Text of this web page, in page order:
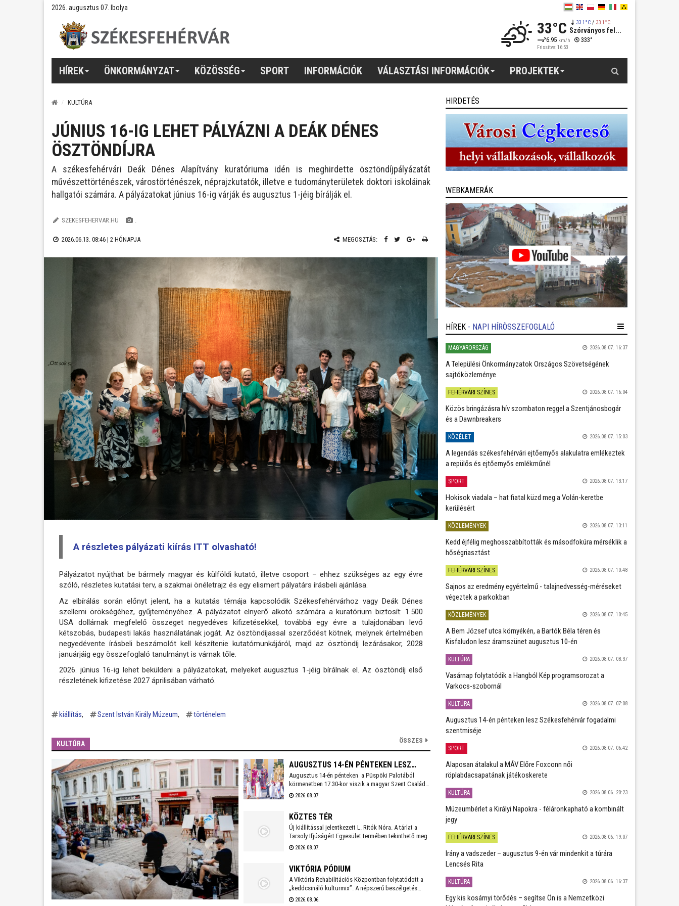
2026. augusztus 07. Ibolya
33°C 33.1°C/ 33.1°C
Szórványos fel...
6.95 km/h 333°
Frissítve: 16:53
HÍREK ÖNKORMÁNYZAT KÖZÖSSÉG SPORT INFORMÁCIÓK VÁLASZTÁSI INFORMÁCIÓK PROJEKTEK
KULTÚRA
JÚNIUS 16-IG LEHET PÁLYÁZNI A DEÁK DÉNES
ÖSZTÖNDÍJRA
A székesfehérvári Deák Dénes Alapítvány kuratóriuma idén is meghirdette ösztöndíjpályázatát
művészettörténészek, várostörténészek, néprajzkutatók, illetve e tudományterületek doktori iskoláinak
hallgatói számára. A pályázatokat június 16-ig várják és augusztus 1-jéig bírálják el.
SZEKESFEHERVAR.HU .
2026.06.13. 08:46 | 2 HÓNAPJA MEGOSZTÁS:
A részletes pályázati kiírás ITT olvasható!
Pályázatot nyújthat be bármely magyar és külföldi kutató, illetve csoport – ehhez szükséges az egy évre
szóló, részletes kutatási terv, a szakmai önéletrajz és egy elismert pályatárs írásbeli ajánlása.
Az elbírálás során előnyt jelent, ha a kutatás témája kapcsolódik Székesfehérvárhoz vagy Deák Dénes
szellemi örökségéhez, gyűjteményéhez. A pályázatot elnyerő alkotó számára a kuratórium biztosít: 1.500
USA dollárnak megfelelő összeget negyedéves kifizetésekkel, továbbá egy évre a tulajdonában levő
kétszobás, budapesti lakás használatának jogát. Az ösztöndíjassal szerződést kötnek, melynek értelmében
negyedévente írásbeli beszámolót kell készítenie kutatómunkájáról, majd az ösztöndíj lezárásakor, 2028
januárjáig egy összefoglaló tanulmányt is várnak tőle.
2026. június 16-ig lehet beküldeni a pályázatokat, melyeket augusztus 1-jéig bírálnak el. Az ösztöndíj első
részletének kifizetése 2027 áprilisában várható.
kiállítás Szent István Király Múzeum történelem
KULTÚRA ÖSSZES
AUGUSZTUS 14-ÉN PÉNTEKEN LESZ
SZÉKESFEHÉRVÁR FOGADALMI
SZENTMISÉJE
Augusztus 14-én pénteken a Püspöki Palotából
körmenetben 17.30-kor viszik a magyar Szent Család
(Szent István, Boldog Gizella, Szent Imre) ereklyéit a
Spányi Antal vezetésével.
2026.08.07.
KÖZTES TÉR
Új kiállítással jelentkezett L. Ritók Nóra. A tárlat a
Tarsoly Ifjúságért Egyesület termében tekinthető meg.
2026.08.07.
VIKTÓRIA PÓDIUM
A Viktória Rehabilitációs Központban folytatódott a
„keddcsináló kulturmix”. A népszerű beszélgetés
sorozaton ezúttal is kivételes vendégek tisztelték
2026.08.06.
HIRDETÉS
WEBKAMERÁK
HÍREK - NAPI HÍRÖSSZEFOGLALÓ
MAGYARORSZÁG 2026.08.07. 16:37
A Települési Önkormányzatok Országos Szövetségének
sajtóközleménye
FEHÉRVÁRI SZÍNES 2026.08.07. 16:04
Közös bringázásra hív szombaton reggel a Szentjánosbogár
és a Dawnbreakers
KÖZÉLET 2026.08.07. 15:03
A legendás székesfehérvári ejtőernyős alakulatra emlékeztek
a repülős és ejtőernyős emlékműnél
SPORT 2026.08.07. 13:17
Hokisok viadala – hat fiatal küzd meg a Volán-keretbe
kerülésért
KÖZLEMÉNYEK 2026.08.07. 13:11
Kedd éjfélig meghosszabbították és másodfokúra mérséklik a
hőségriasztást
FEHÉRVÁRI SZÍNES 2026.08.07. 10:48
Sajnos az eredmény egyértelmű - talajnedvesség-méréseket
végeztek a parkokban
KÖZLEMÉNYEK 2026.08.07. 10:45
A Bem József utca környékén, a Bartók Béla téren és
Kisfaludon lesz áramszünet augusztus 10-én
KULTÚRA 2026.08.07. 08:37
Vasárnap folytatódik a Hangból Kép programsorozat a
Varkocs-szobornál
KULTÚRA 2026.08.07. 07:08
Augusztus 14-én pénteken lesz Székesfehérvár fogadalmi
szentmiséje
SPORT 2026.08.07. 06:42
Alaposan átalakul a MÁV Előre Foxconn női
röplabdacsapatának játékoskerete
KULTÚRA 2026.08.06. 20:23
Múzeumbérlet a Királyi Napokra - féláronkapható a kombinált
jegy
FEHÉRVÁRI SZÍNES 2026.08.06. 19:07
Irány a vadszeder – augusztus 9-én vár mindenkit a túrára
Lencsés Rita
KULTÚRA 2026.08.06. 16:37
Egy kis kosárnyi törődés – segítse Ön is a Nemzetközi